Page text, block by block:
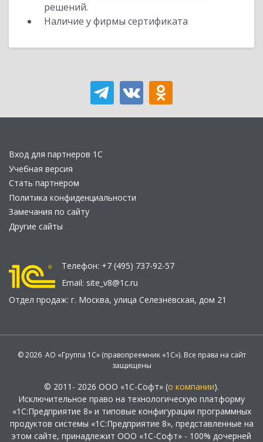
решений.
Наличие у фирмы сертификата
Вход для партнеров 1С
Учебная версия
Стать партнером
Политика конфиденциальности
Замечания по сайту
Другие сайты
Телефон: +7 (495) 737-92-57
Email: site_v8@1c.ru
Отдел продаж: г. Москва, улица Селезнёвская, дом 21
© 2026 АО «Группа 1С» (правопреемник «1С»). Все права на сайт
защищены
© 2011- 2026 ООО «1С-Софт» (о компании).
Исключительное право на технологическую платформу
«1С:Предприятие 8» и типовые конфигурации программных
продуктов системы «1С:Предприятие 8», представленные на
этом сайте, принадлежит ООО «1С-Софт» - 100% дочерней